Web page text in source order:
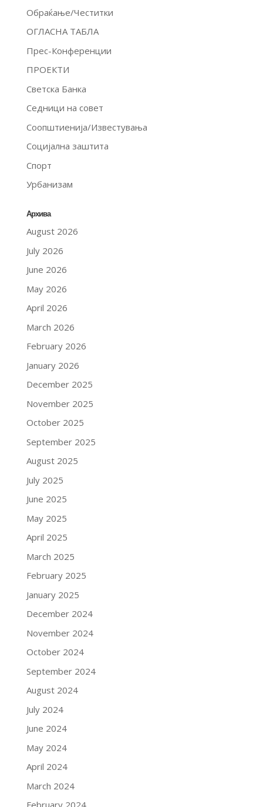
Обраќање/Честитки
ОГЛАСНА ТАБЛА
Прес-Конференции
ПРОЕКТИ
Светска Банка
Седници на совет
Соопштиенија/Известувања
Социјална заштита
Спорт
Урбанизам
Архива
August 2026
July 2026
June 2026
May 2026
April 2026
March 2026
February 2026
January 2026
December 2025
November 2025
October 2025
September 2025
August 2025
July 2025
June 2025
May 2025
April 2025
March 2025
February 2025
January 2025
December 2024
November 2024
October 2024
September 2024
August 2024
July 2024
June 2024
May 2024
April 2024
March 2024
February 2024